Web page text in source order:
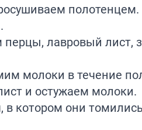
лавровый лист,
молоки в течение
и остужаем молоки.
котором они